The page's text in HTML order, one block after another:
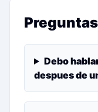
Debo
despues de